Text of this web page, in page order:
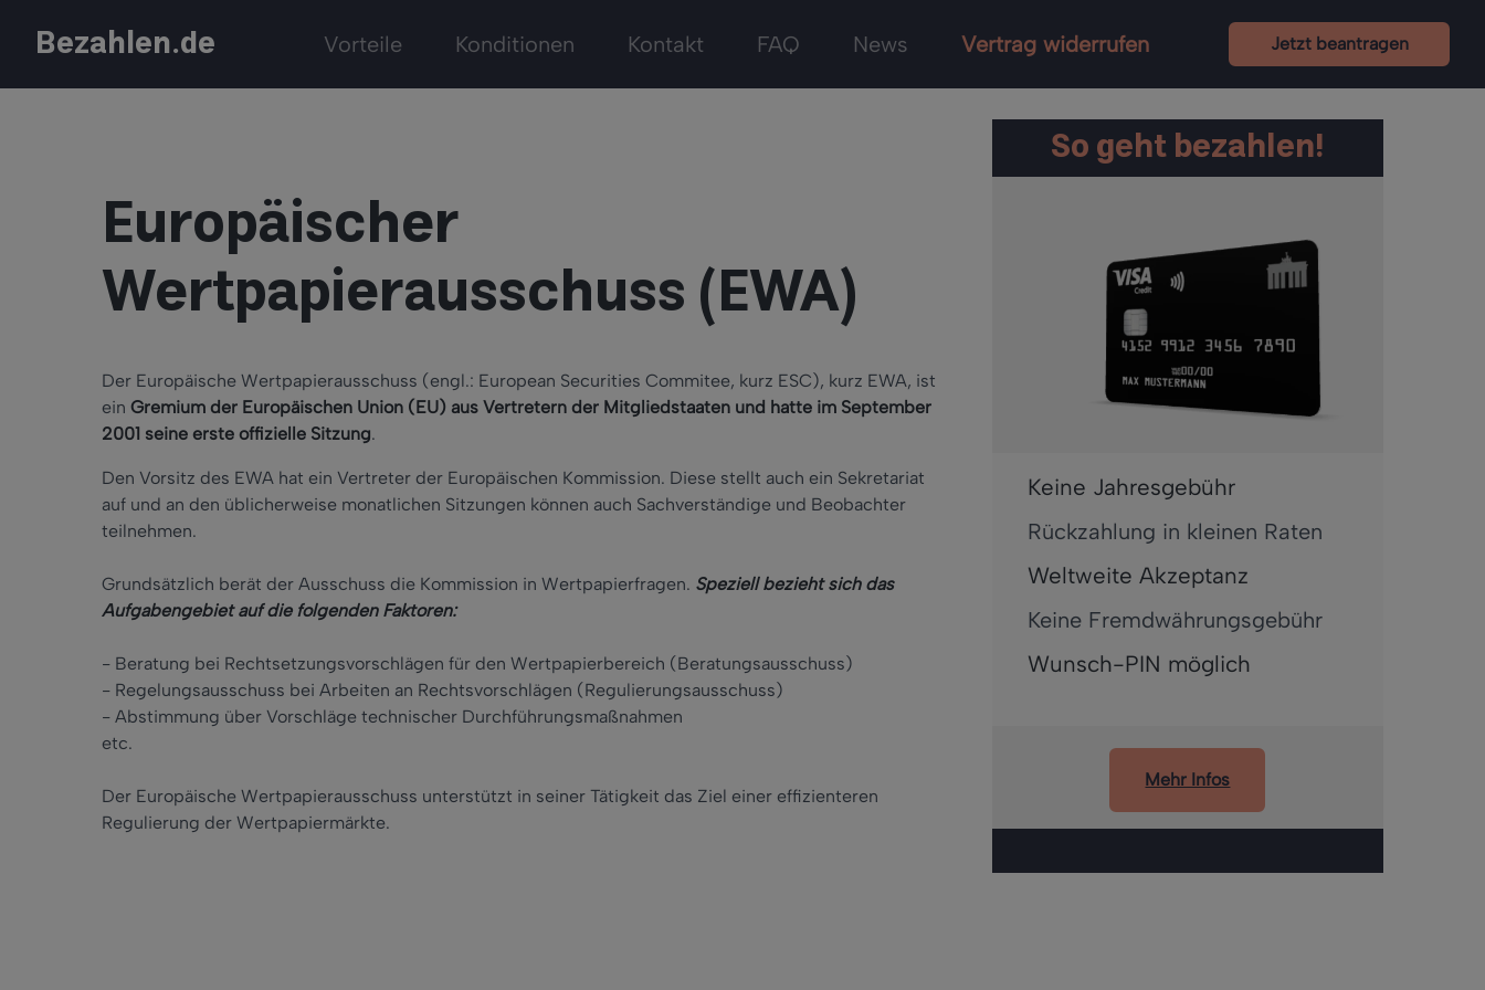
Bezahlen.de Vorteile Konditionen Kontakt FAQ News Vertrag widerrufen Jetzt beantragen
Europäischer
Wertpapierausschuss (EWA)
Der Europäische Wertpapierausschuss (engl.: European Securities Commitee, kurz ESC), kurz EWA, ist
ein Gremium der Europäischen Union (EU) aus Vertretern der Mitgliedstaaten und hatte im September
2001 seine erste offizielle Sitzung.
Den Vorsitz des EWA hat ein Vertreter der Europäischen Kommission. Diese stellt auch ein Sekretariat
auf und an den üblicherweise monatlichen Sitzungen können auch Sachverständige und Beobachter
teilnehmen.
Grundsätzlich berät der Ausschuss die Kommission in Wertpapierfragen. Speziell bezieht sich das
Aufgabengebiet auf die folgenden Faktoren:
- Beratung bei Rechtsetzungsvorschlägen für den Wertpapierbereich (Beratungsausschuss)
- Regelungsausschuss bei Arbeiten an Rechtsvorschlägen (Regulierungsausschuss)
- Abstimmung über Vorschläge technischer Durchführungsmaßnahmen
etc.
Der Europäische Wertpapierausschuss unterstützt in seiner Tätigkeit das Ziel einer effizienteren
Regulierung der Wertpapiermärkte.
So geht bezahlen!
Keine Jahresgebühr
Rückzahlung in kleinen Raten
Weltweite Akzeptanz
Keine Fremdwährungsgebühr
Wunsch-PIN möglich
Mehr Infos